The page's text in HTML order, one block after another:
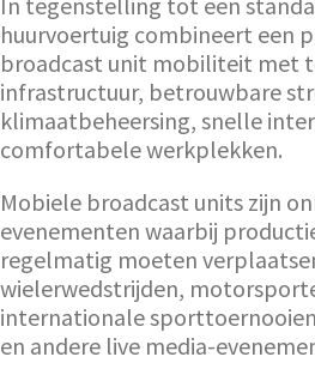
huurvoertuig combineert een
broadcast unit mobiliteit met
infrastructuur, betrouwbare
klimaatbeheersing, snelle
comfortabele werkplekken.
Mobiele broadcast units zijn
evenementen waarbij
regelmatig moeten
wielerwedstrijden,
internationale
en andere live media-